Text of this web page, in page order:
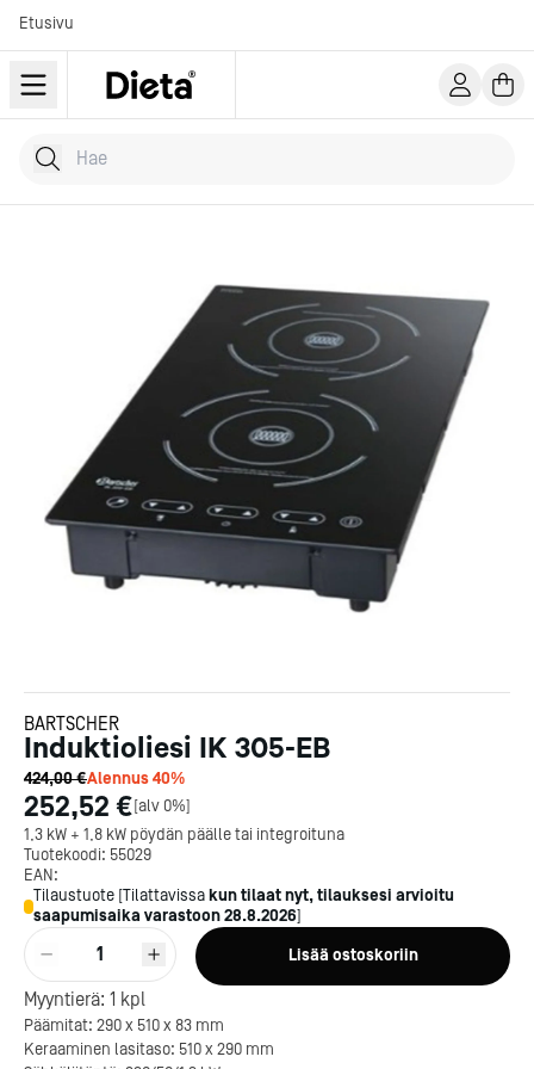
Etusivu
Hae tuotteita
Kirjoita hakusana...
BARTSCHER
Induktioliesi IK 305-EB
424,00 €Alennus40%
252,52 €[alv 0%]
1,3 kW + 1,8 kW pöydän päälle tai integroituna
Tuotekoodi: 55029
EAN:
Tilaustuote [Tilattavissa kun tilaat nyt, tilauksesi arvioitu
saapumisaika varastoon28.8.2026]
1 Lisää ostoskoriin
Myyntierä: 1 kpl
Päämitat: 290 x 510 x 83 mm
Keraaminen lasitaso: 510 x 290 mm